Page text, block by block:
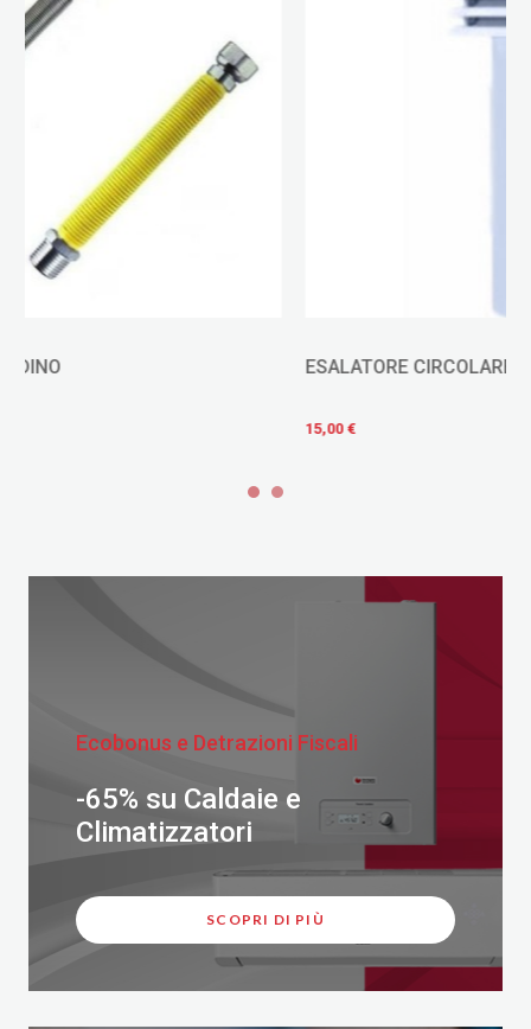
ESALATORE CIRCOLARE PER CALDAIE E SCALDINI
Ecobonus e Detrazioni Fiscali
-65% su Caldaie e
Climatizzatori
SCOPRI DI PIÙ